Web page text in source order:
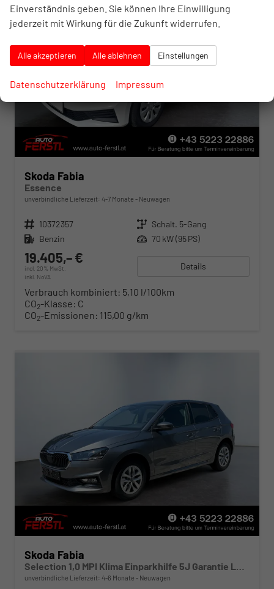
Skoda Fabia
Essence
unverbindliche Lieferzeit: 4-7 Monate Neuwagen
Fahrzeugnr. 10372357 Getriebe Schalt. 5-Gang
Kraftstoff Benzin Leistung 70 kW (95 PS)
19.405,– €
incl. 20% MwSt.
inkl. NoVA
Details
Verbrauch kombiniert: 5,10 l/100km
CO2-Klasse: C
CO2-Emissionen: 115,00 g/km
Skoda Fabia
Selection 1,0 MPI Klima Einparkhilfe 5J Garantie LED Apple Carplay Bluetooth
unverbindliche Lieferzeit: 4-6 Monate Neuwagen
Einverständnis geben. Sie können Ihre Einwilligung
jederzeit mit Wirkung für die Zukunft widerrufen.
Alle akzeptieren Alle ablehnen Einstellungen
Datenschutzerklärung Impressum